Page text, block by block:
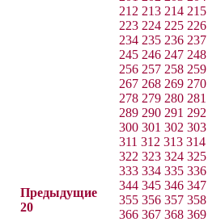
Предыдущие
20
212 213 214 215
223 224 225 226
234 235 236 237
245 246 247 248
256 257 258 259
267 268 269 270
278 279 280 281
289 290 291 292
300 301 302 303
311 312 313 314
322 323 324 325
333 334 335 336
344 345 346 347
355 356 357 358
366 367 368 369